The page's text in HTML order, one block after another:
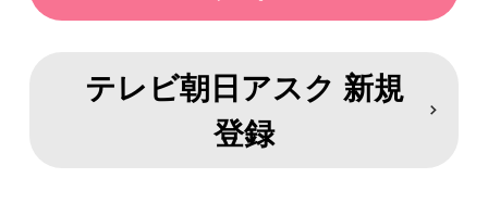
テレビ朝日アスク 新規
登録